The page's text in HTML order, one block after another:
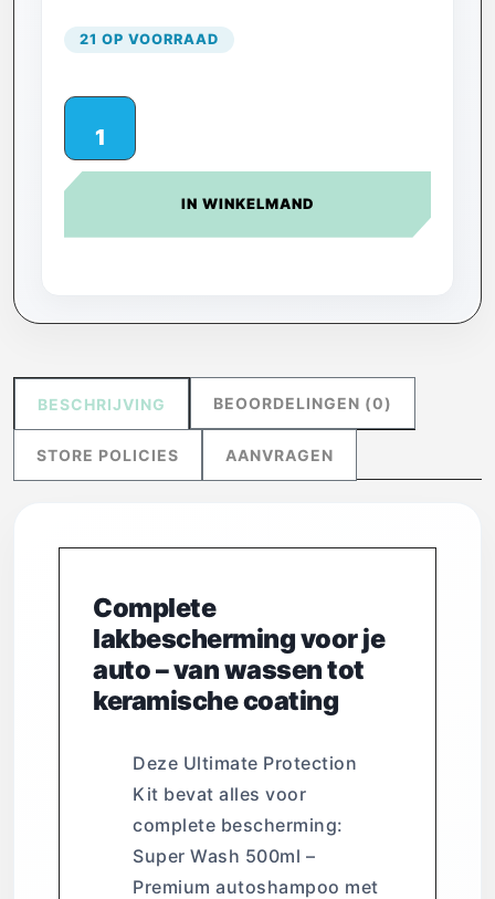
21 OP VOORRAAD
IN WINKELMAND
BESCHRIJVING BEOORDELINGEN (0)
STORE POLICIES AANVRAGEN
Complete
lakbescherming voor je
auto – van wassen tot
keramische coating
Deze Ultimate Protection
Kit bevat alles voor
complete bescherming:
Super Wash 500ml –
Premium autoshampoo met